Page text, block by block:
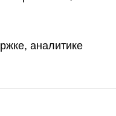
аналитике